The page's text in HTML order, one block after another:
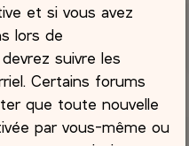
et si vous avez
lors de
suivre les
Certains forums
que toute nouvelle
par vous-même ou